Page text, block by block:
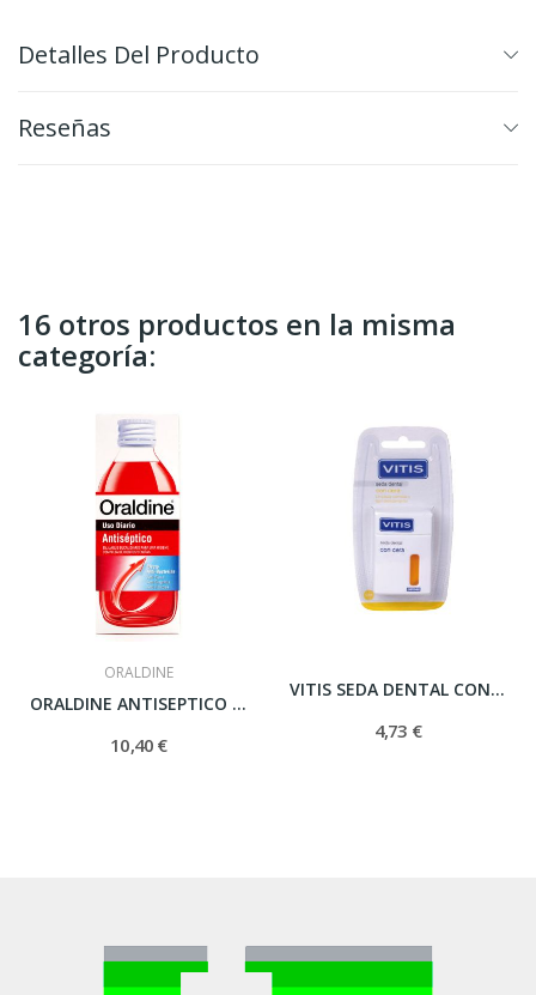
Detalles Del Producto
Reseñas
16 otros productos en la misma
categoría:
ORALDINE
ORALDINE ANTISEPTICO 400 ML
10,40 €
VITIS SEDA DENTAL CON CERA 50 M
4,73 €